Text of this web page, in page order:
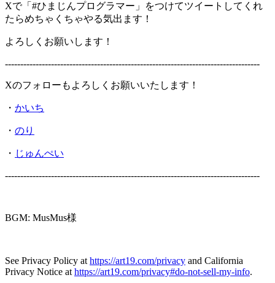
Xで「#ひまじんプログラマー」をつけてツイートしてくれ
たらめちゃくちゃやる気出ます！
よろしくお願いします！
-----------------------------------------------------------------------------------
Xのフォローもよろしくお願いいたします！
・ かいち
・ のり
・ じゅんぺい
-----------------------------------------------------------------------------------
BGM: MusMus様
See Privacy Policy at https://art19.com/privacy and California
Privacy Notice at https://art19.com/privacy#do-not-sell-my-info.